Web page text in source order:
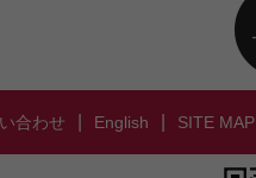
合わせ English SITE MAP